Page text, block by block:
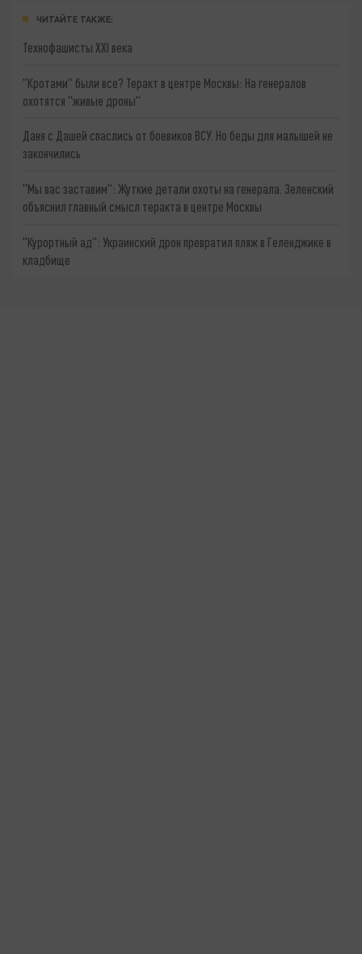
ЧИТАЙТЕ ТАКЖЕ:
Технофашисты XXI века
"Кротами" были все? Теракт в центре Москвы: На генералов
охотятся "живые дроны"
Даня с Дашей спаслись от боевиков ВСУ. Но беды для малышей не
закончились
"Мы вас заставим": Жуткие детали охоты на генерала. Зеленский
объяснил главный смысл теракта в центре Москвы
"Курортный ад": Украинский дрон превратил пляж в Геленджике в
кладбище